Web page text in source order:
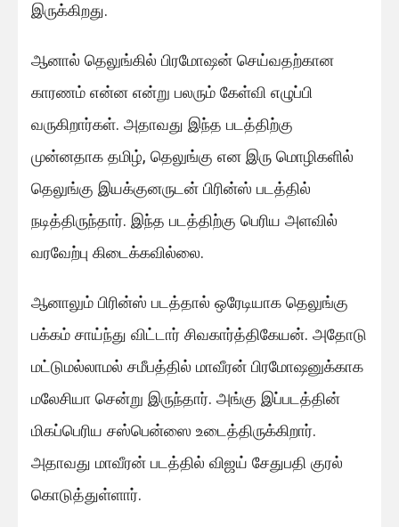
இருக்கிறது.
ஆனால் தெலுங்கில் பிரமோஷன் செய்வதற்கான
காரணம் என்ன என்று பலரும் கேள்வி எழுப்பி
வருகிறார்கள். அதாவது இந்த படத்திற்கு
முன்னதாக தமிழ், தெலுங்கு என இரு மொழிகளில்
தெலுங்கு இயக்குனருடன் பிரின்ஸ் படத்தில்
நடித்திருந்தார். இந்த படத்திற்கு பெரிய அளவில்
வரவேற்பு கிடைக்கவில்லை.
ஆனாலும் பிரின்ஸ் படத்தால் ஒரேடியாக தெலுங்கு
பக்கம் சாய்ந்து விட்டார் சிவகார்த்திகேயன். அதோடு
மட்டுமல்லாமல் சமீபத்தில் மாவீரன் பிரமோஷனுக்காக
மலேசியா சென்று இருந்தார். அங்கு இப்படத்தின்
மிகப்பெரிய சஸ்பென்ஸை உடைத்திருக்கிறார்.
அதாவது மாவீரன் படத்தில் விஜய் சேதுபதி குரல்
கொடுத்துள்ளார்.